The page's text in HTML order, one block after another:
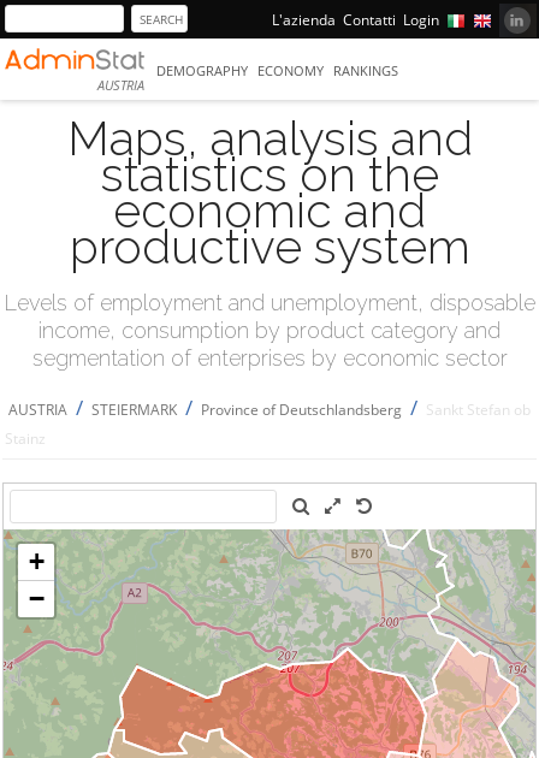
L'azienda Contatti Login
AUSTRIA
DEMOGRAPHY ECONOMY RANKINGS
Maps, analysis and
statistics on the
economic and
productive system
Levels of employment and unemployment, disposable
income, consumption by product category and
segmentation of enterprises by economic sector
AUSTRIA / STEIERMARK / Province of Deutschlandsberg / Sankt Stefan ob
Stainz